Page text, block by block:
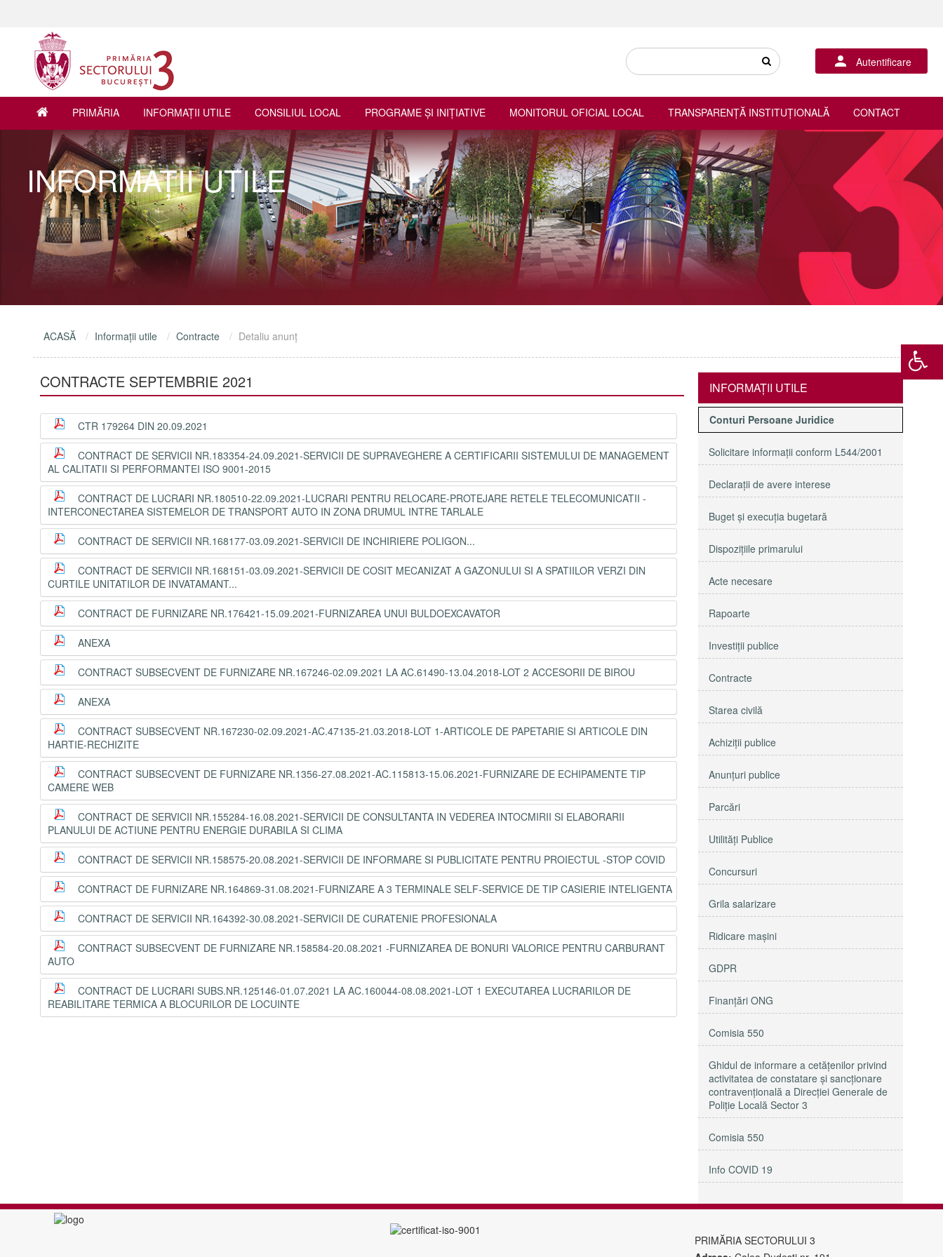
Autentificare
PRIMĂRIA INFORMAŢII UTILE CONSILIUL LOCAL PROGRAME ŞI INIŢIATIVE MONITORUL OFICIAL LOCAL TRANSPARENȚĂ INSTITUȚIONALĂ CONTACT
INFORMAŢII UTILE
ACASĂ Informaţii utile Contracte Detaliu anunţ
CONTRACTE SEPTEMBRIE 2021
CTR 179264 DIN 20.09.2021
CONTRACT DE SERVICII NR.183354-24.09.2021-SERVICII DE SUPRAVEGHERE A CERTIFICARII SISTEMULUI DE MANAGEMENT
AL CALITATII SI PERFORMANTEI ISO 9001-2015
CONTRACT DE LUCRARI NR.180510-22.09.2021-LUCRARI PENTRU RELOCARE-PROTEJARE RETELE TELECOMUNICATII -
INTERCONECTAREA SISTEMELOR DE TRANSPORT AUTO IN ZONA DRUMUL INTRE TARLALE
CONTRACT DE SERVICII NR.168177-03.09.2021-SERVICII DE INCHIRIERE POLIGON...
CONTRACT DE SERVICII NR.168151-03.09.2021-SERVICII DE COSIT MECANIZAT A GAZONULUI SI A SPATIILOR VERZI DIN
CURTILE UNITATILOR DE INVATAMANT...
CONTRACT DE FURNIZARE NR.176421-15.09.2021-FURNIZAREA UNUI BULDOEXCAVATOR
ANEXA
CONTRACT SUBSECVENT DE FURNIZARE NR.167246-02.09.2021 LA AC.61490-13.04.2018-LOT 2 ACCESORII DE BIROU
ANEXA
CONTRACT SUBSECVENT NR.167230-02.09.2021-AC.47135-21.03.2018-LOT 1-ARTICOLE DE PAPETARIE SI ARTICOLE DIN
HARTIE-RECHIZITE
CONTRACT SUBSECVENT DE FURNIZARE NR.1356-27.08.2021-AC.115813-15.06.2021-FURNIZARE DE ECHIPAMENTE TIP
CAMERE WEB
CONTRACT DE SERVICII NR.155284-16.08.2021-SERVICII DE CONSULTANTA IN VEDEREA INTOCMIRII SI ELABORARII
PLANULUI DE ACTIUNE PENTRU ENERGIE DURABILA SI CLIMA
CONTRACT DE SERVICII NR.158575-20.08.2021-SERVICII DE INFORMARE SI PUBLICITATE PENTRU PROIECTUL -STOP COVID
CONTRACT DE FURNIZARE NR.164869-31.08.2021-FURNIZARE A 3 TERMINALE SELF-SERVICE DE TIP CASIERIE INTELIGENTA
CONTRACT DE SERVICII NR.164392-30.08.2021-SERVICII DE CURATENIE PROFESIONALA
CONTRACT SUBSECVENT DE FURNIZARE NR.158584-20.08.2021 -FURNIZAREA DE BONURI VALORICE PENTRU CARBURANT
AUTO
CONTRACT DE LUCRARI SUBS.NR.125146-01.07.2021 LA AC.160044-08.08.2021-LOT 1 EXECUTAREA LUCRARILOR DE
REABILITARE TERMICA A BLOCURILOR DE LOCUINTE
INFORMAŢII UTILE
Conturi Persoane Juridice
Solicitare informaţii conform L544/2001
Declaraţii de avere interese
Buget şi execuţia bugetară
Dispoziţiile primarului
Acte necesare
Rapoarte
Investiţii publice
Contracte
Starea civilă
Achiziţii publice
Anunţuri publice
Parcări
Utilităţi Publice
Concursuri
Grila salarizare
Ridicare maşini
GDPR
Finanțări ONG
Comisia 550
Ghidul de informare a cetățenilor privind
activitatea de constatare și sancționare
contravențională a Direcției Generale de
Poliție Locală Sector 3
Comisia 550
Info COVID 19
PRIMĂRIA SECTORULUI 3